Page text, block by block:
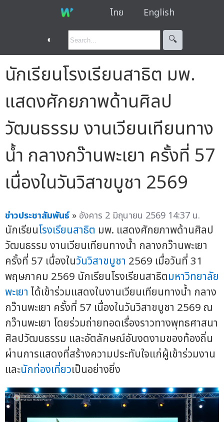
ไทย English
◐ 🔍︎
นักเรียนโรงเรียนสาธิต มพ.
แสดงศักยภาพด้านศิลป
วัฒนธรรม งานเวียนเทียนทาง
น้ำ กลางกว๊านพะเยา ครั้งที่ 57
เนื่องในวันวิสาขบูชา 2569
ข่าวประชาสัมพันธ์ » อังคาร 2 มิถุนายน 2569 14:37 น.
นักเรียนโรงเรียนสาธิต มพ. แสดงศักยภาพด้านศิลป
วัฒนธรรม งานเวียนเทียนทางน้ำ กลางกว๊านพะเยา
ครั้งที่ 57 เนื่องในวันวิสาขบูชา 2569 เมื่อวันที่ 31
พฤษภาคม 2569 นักเรียนโรงเรียนสาธิตมหาวิทยาลัย
พะเยาได้เข้าร่วมแสดงในงานเวียนเทียนทางน้ำ กลาง
กว๊านพะเยา ครั้งที่ 57 เนื่องในวันวิสาขบูชา 2569 ณ
กว๊านพะเยา โดยร่วมถ่ายทอดเรื่องราวทางพุทธศาสนา
ศิลปวัฒนธรรม และอัตลักษณ์อันงดงามของท้องถิ่น
ผ่านการแสดงที่สร้างความประทับใจแก่ผู้เข้าร่วมงาน
และนักท่องเที่ยวเป็นอย่างยิ่ง